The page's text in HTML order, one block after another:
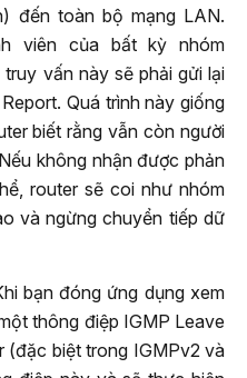
đến toàn bộ mạng LAN.
viên của bất kỳ nhóm
vấn này sẽ phải gửi lại
Quá trình này giống
biết rằng vẫn còn người
không nhận được phản
router sẽ coi như nhóm
và ngừng chuyển tiếp dữ
bạn đóng ứng dụng xem
thông điệp IGMP Leave
(đặc biệt trong IGMPv2 và